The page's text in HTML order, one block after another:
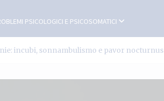
PSICOLOGICI E PSICOSOMATICI
incubi, sonnambulismo e pavor nocturnus